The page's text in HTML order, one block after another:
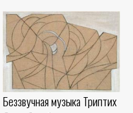
Беззвучная музыка Триптих